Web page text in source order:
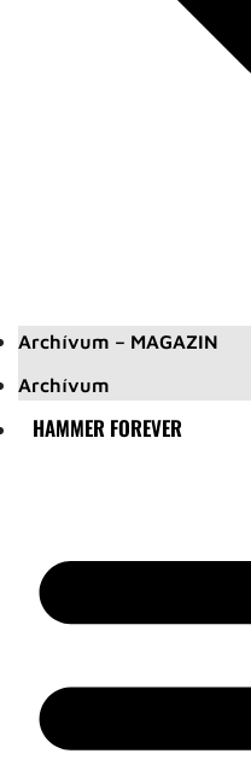
Archívum – MAGAZIN
Archívum
HAMMER FOREVER